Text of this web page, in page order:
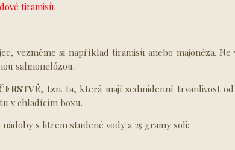
tiramisù.
vezměme si například tiramisù anebo majonéza. Ne
salmonelózou.
, tzn. ta, která mají sedmidenní trvanlivost
v chladícím boxu.
s litrem studené vody a 25 gramy soli: